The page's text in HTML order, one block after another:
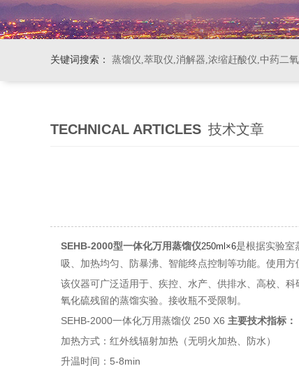
关键词搜索： 蒸馏仪,萃取仪,消解器,浓缩赶酸仪,中药二
TECHNICAL ARTICLES 技术文章
SEHB-2000型一体化万用蒸馏仪250ml×6是根据实验室
吸、加热均匀、防暴沸、智能终点控制等功能。使用
该仪器可广泛适用于、疾控、水产、供排水、高校、
氧化硫残留的蒸馏实验。接收瓶不受限制。
SEHB-2000一体化万用蒸馏仪 250 X6 主要技术指标：
加热方式：红外线辐射加热（无明火加热、防水）
升温时间：5-8min